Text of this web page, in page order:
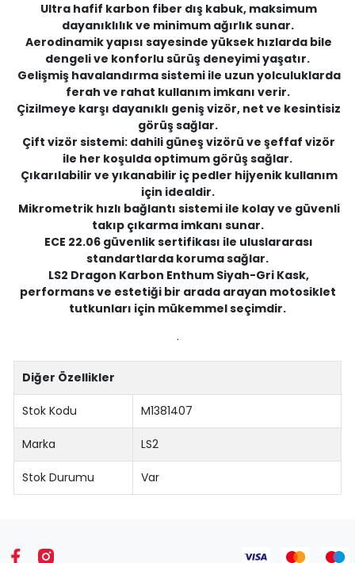
Ultra hafif karbon fiber dış kabuk, maksimum
dayanıklılık ve minimum ağırlık sunar.
Aerodinamik yapısı sayesinde yüksek hızlarda bile
dengeli ve konforlu sürüş deneyimi yaşatır.
Gelişmiş havalandırma sistemi ile uzun yolculuklarda
ferah ve rahat kullanım imkanı verir.
Çizilmeye karşı dayanıklı geniş vizör, net ve kesintisiz
görüş sağlar.
Çift vizör sistemi: dahili güneş vizörü ve şeffaf vizör
ile her koşulda optimum görüş sağlar.
Çıkarılabilir ve yıkanabilir iç pedler hijyenik kullanım
için idealdir.
Mikrometrik hızlı bağlantı sistemi ile kolay ve güvenli
takıp çıkarma imkanı sunar.
ECE 22.06 güvenlik sertifikası ile uluslararası
standartlarda koruma sağlar.
LS2 Dragon Karbon Enthum Siyah-Gri Kask,
performans ve estetiği bir arada arayan motosiklet
tutkunları için mükemmel seçimdir.
.
Diğer Özellikler
Stok Kodu M1381407
Marka LS2
Stok Durumu Var